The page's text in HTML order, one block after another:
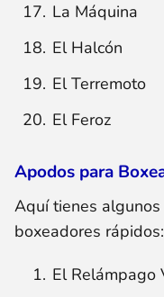
La Máquina
El Halcón
El Terremoto
El Feroz
Apodos para
Aquí tienes
boxeadores rápidos:
El Relámpago